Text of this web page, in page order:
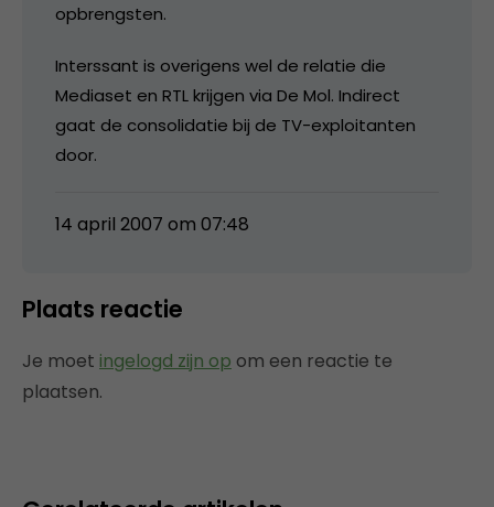
opbrengsten.
Interssant is overigens wel de relatie die
Mediaset en RTL krijgen via De Mol. Indirect
gaat de consolidatie bij de TV-exploitanten
door.
14 april 2007 om 07:48
Plaats reactie
Je moet ingelogd zijn op om een reactie te
plaatsen.